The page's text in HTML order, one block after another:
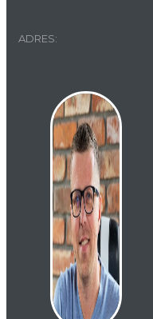
ADRES: